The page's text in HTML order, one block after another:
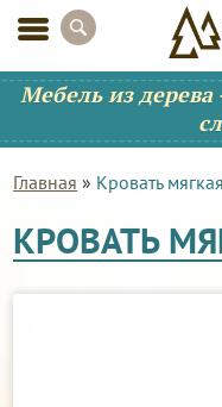
Мебель из
Главная » Кровать
КРОВАТЬ